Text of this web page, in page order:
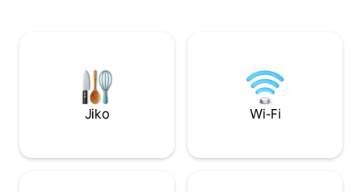
Jiko Wi-Fi